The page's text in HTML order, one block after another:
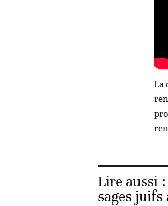
La
Lire aussi :
sages